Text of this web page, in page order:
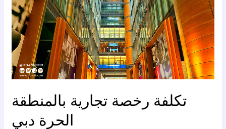
تكلفة رخصة تجارية بالمنطقة
الحرة دبي
دبي